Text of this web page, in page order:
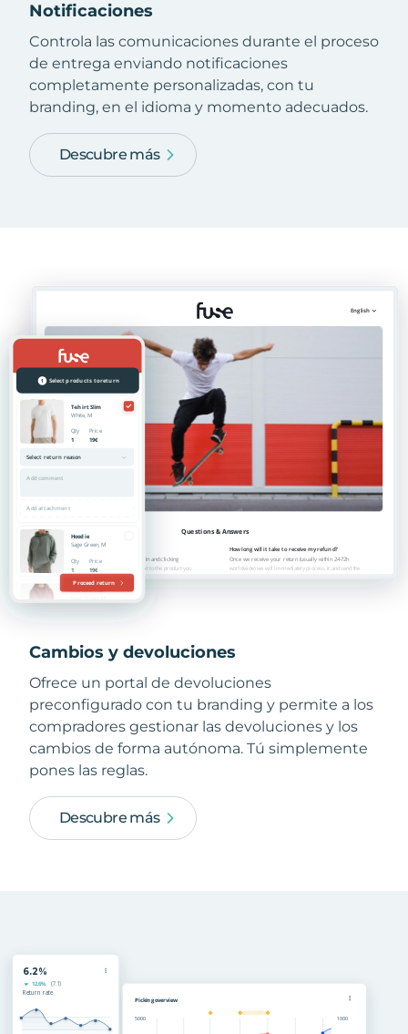
Notificaciones
Controla las comunicaciones durante el proceso
de entrega enviando notificaciones
completamente personalizadas, con tu
branding, en el idioma y momento adecuados.
Descubre más
Cambios y devoluciones
Ofrece un portal de devoluciones
preconfigurado con tu branding y permite a los
compradores gestionar las devoluciones y los
cambios de forma autónoma. Tú simplemente
pones las reglas.
Descubre más